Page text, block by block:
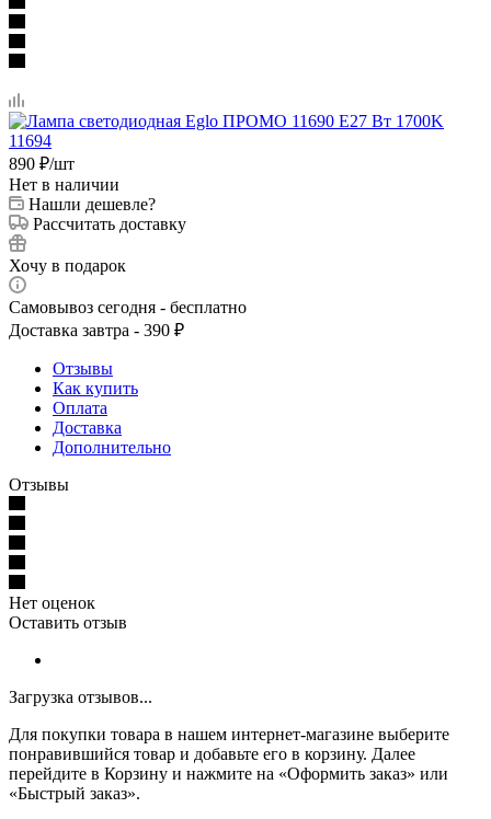
890 ₽/шт
Нет в наличии
Нашли дешевле?
Рассчитать доставку
Хочу в подарок
Самовывоз сегодня - бесплатно
Доставка завтра - 390 ₽
Отзывы
Как купить
Оплата
Доставка
Дополнительно
Отзывы
Нет оценок
Оставить отзыв
Загрузка отзывов...
Для покупки товара в нашем интернет-магазине выберите
понравившийся товар и добавьте его в корзину. Далее
перейдите в Корзину и нажмите на «Оформить заказ» или
«Быстрый заказ».